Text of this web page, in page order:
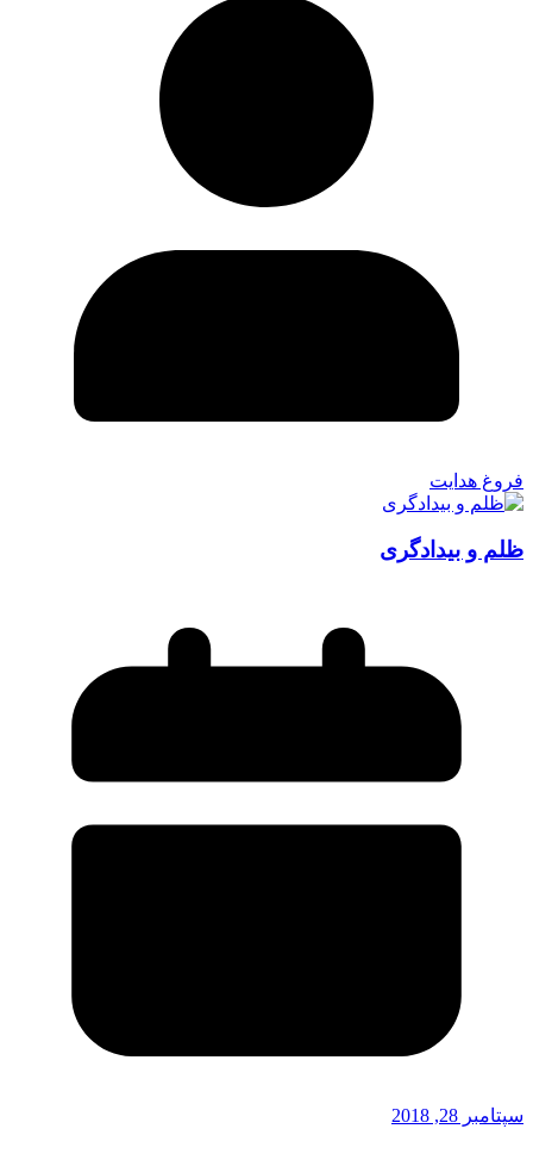
فروغ هدایت
ظلم و بیدادگری
سپتامبر 28, 2018